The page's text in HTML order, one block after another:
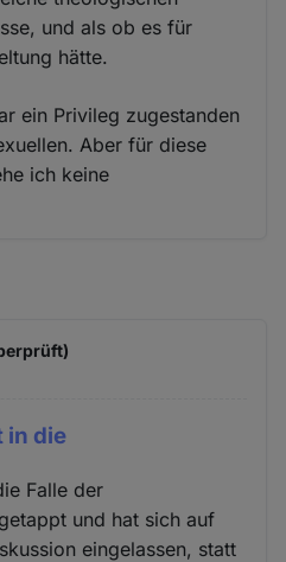
und als ob es für
hätte.
ein Privileg zugestanden
Aber für diese
ich keine
in die
Falle der
und hat sich auf
eingelassen, statt